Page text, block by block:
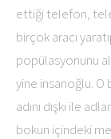
ettiği telefon,
birçok aracı
popülasyonunu
yine insanoğlu. O
adını dışkı ile
bokun içindeki